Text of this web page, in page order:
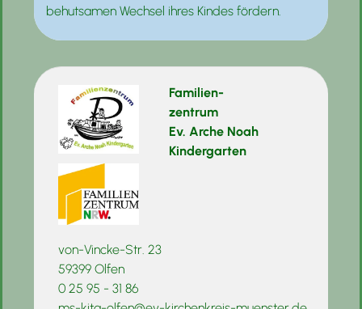
behutsamen Wechsel ihres Kindes fördern.
Familien-
zentrum
Ev. Arche Noah
Kindergarten
von-Vincke-Str. 23
59399 Olfen
0 25 95 - 31 86